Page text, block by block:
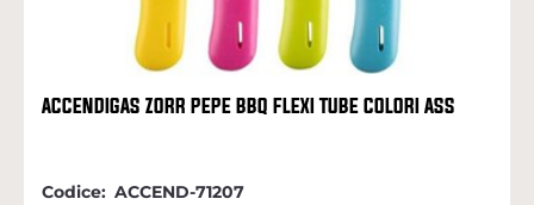
ACCENDIGAS ZORR PEPE BBQ FLEXI TUBE COLORI ASS
Codice: ACCEND-71207